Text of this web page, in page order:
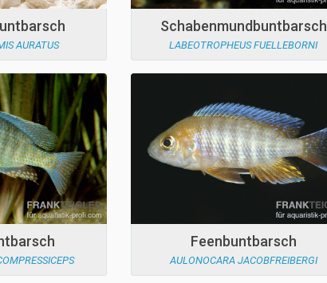
AURATUS
Schabenmundbuntbarsch
LABEOTROPHEUS FUELLEBORNI
Feenbuntbarsch
AULONOCARA JACOBFREIBERGI